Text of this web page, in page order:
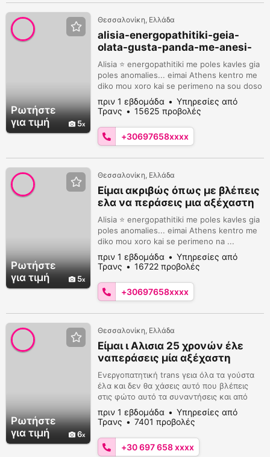
Ρωτήστε
για τιμή
5
Θεσσαλονίκη, Ελλάδα
alisia-energopathitiki-geia-
olata-gusta-panda-me-anesi-
xrono
Alisia ⭐ energopathitiki me poles kavles gia
poles anomalies... eimai Athens kentro me
diko mou xoro kai se perimeno na sou doso
oloi tin kavla mou pou exo mono sovara
atoma viber 6976584862
πριν 1 εβδομάδα
Υπηρεσίες από
Τρανς
15625 προβολές
+30697658xxxx
Ρωτήστε
για τιμή
5
Θεσσαλονίκη, Ελλάδα
Eίμαι ακριβώς όπως με βλέπεις
ελα να περάσεις μια αξέχαστη
στιγμή 6976584862
Alisia ⭐ energopathitiki me poles kavles gia
poles anomalies... eimai Athens kentro me
diko mou xoro kai se perimeno na ...
Κέντρο,
πριν 1 εβδομάδα
Υπηρεσίες από
Τρανς
16722 προβολές
+30697658xxxx
Ρωτήστε
για τιμή
6
Θεσσαλονίκη, Ελλάδα
Είμαι ι Αλισια 25 χρονών έλε
ναπεράσεις μία αξέχαστη
στιγμή 6976584862
Ενεργοπατητική trans γεια όλα τα γούστα
έλα και δεν θα χάσεις αυτό που βλέπεις
στις φώτο αυτό τα συναντήσεις και από
κοντά
πριν 1 εβδομάδα
Υπηρεσίες από
Τρανς
7401 προβολές
+30 697 658 xxxx